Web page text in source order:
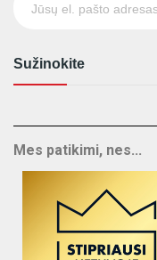
Sužinokite
Mes patikimi, nes...